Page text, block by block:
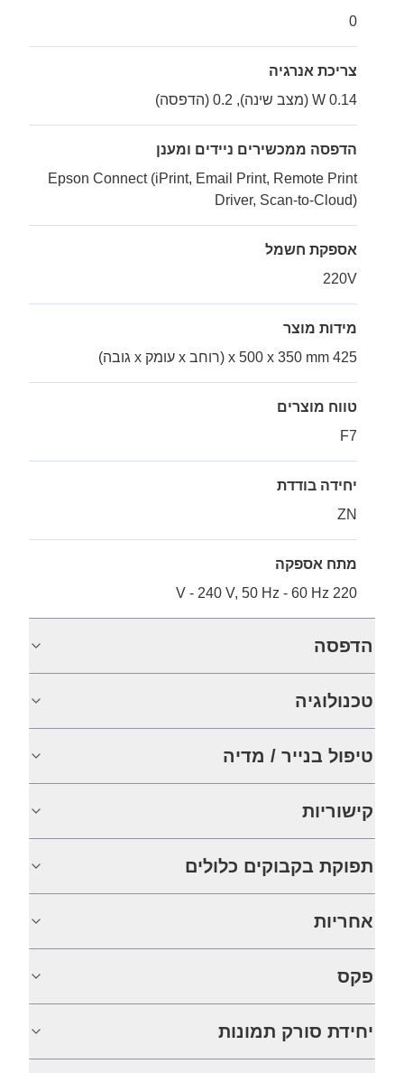
0
צריכת אנרגיה
0.14 W (מצב שינה), 0.2 (הדפסה)
הדפסה ממכשירים ניידים ומענן
Epson Connect (iPrint, Email Print, Remote Print
Driver, Scan-to-Cloud)
אספקת חשמל
220V
מידות מוצר
425 x 500 x 350 mm (רוחב x עומק x גובה)
טווח מוצרים
F7
יחידה בודדת
ZN
מתח אספקה
220 V - 240 V, 50 Hz - 60 Hz
הדפסה
טכנולוגיה
טיפול בנייר / מדיה
קישוריות
תפוקת בקבוקים כלולים
אחריות
פקס
יחידת סורק תמונות